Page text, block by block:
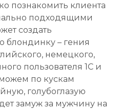
познакомить клиента
подходящими
создать
блондинку – гения
немецкого,
пользователя 1С и
по кускам
голубоглазую
замуж за мужчину на